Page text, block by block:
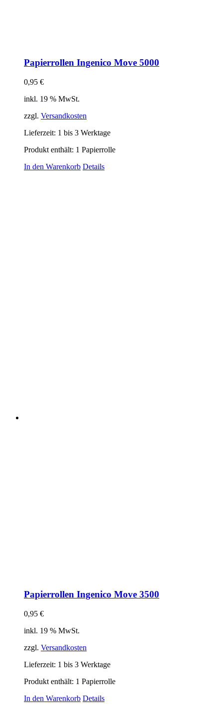
Papierrollen Ingenico Move 5000
0,95 €
inkl. 19 % MwSt.
zzgl. Versandkosten
Lieferzeit: 1 bis 3 Werktage
Produkt enthält: 1 Papierrolle
In den Warenkorb Details
Papierrollen Ingenico Move 3500
0,95 €
inkl. 19 % MwSt.
zzgl. Versandkosten
Lieferzeit: 1 bis 3 Werktage
Produkt enthält: 1 Papierrolle
In den Warenkorb Details